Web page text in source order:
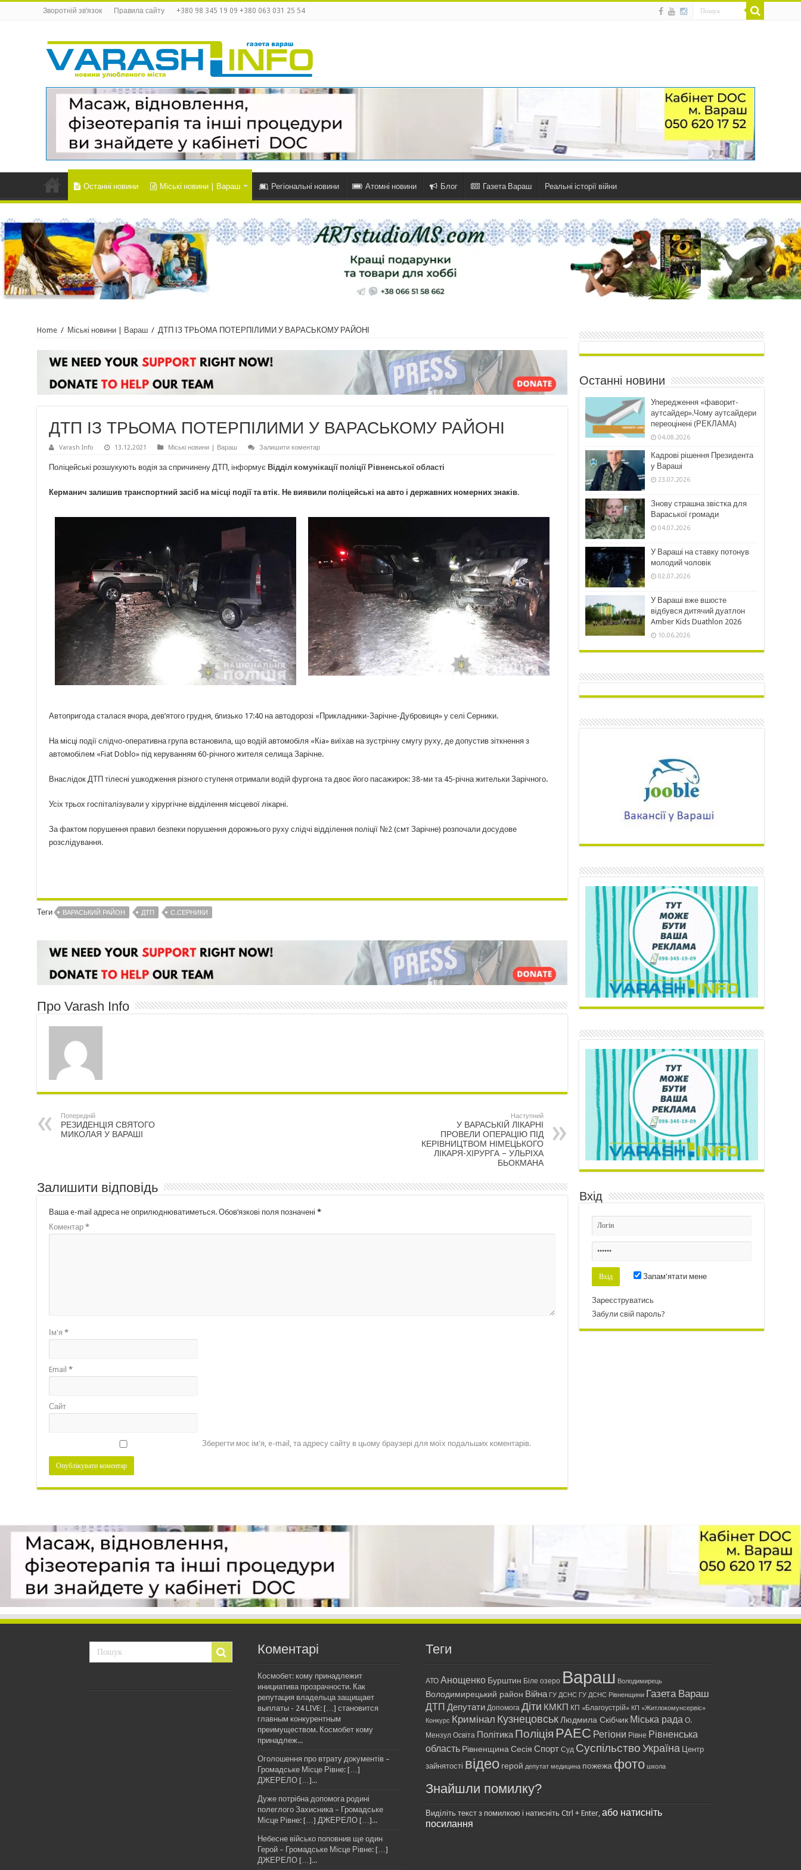
Зворотній зв’язок Правила сайту +380 98 345 19 09 +380 063 031 25 54
Останні новини Міські новини | Вараш Регіональні новини Атомні новини Блог Газета Вараш Реальні історії війни
Home / Міські новини | Вараш / ДТП ІЗ ТРЬОМА ПОТЕРПІЛИМИ У ВАРАСЬКОМУ РАЙОНІ
ДТП ІЗ ТРЬОМА ПОТЕРПІЛИМИ У ВАРАСЬКОМУ РАЙОНІ
Varash Info 13.12.2021 Міські новини | Вараш Залишити коментар
Поліцейські розшукують водія за спричинену ДТП, інформує Відділ комунікації поліції Рівненської області
Керманич залишив транспортний засіб на місці події та втік. Не виявили поліцейські на авто і державних номерних знаків.
Автопригода сталася вчора, дев’ятого грудня, близько 17:40 на автодорозі «Прикладники-Зарічне-Дубровиця» у селі Серники.
На місці події слідчо-оперативна група встановила, що водій автомобіля «Кia» виїхав на зустрічну смугу руху, де допустив зіткнення з
автомобілем «Fiat Doblo» під керуванням 60-річного жителя селища Зарічне.
Внаслідок ДТП тілесні ушкодження різного ступеня отримали водій фургона та двоє його пасажирок: 38-ми та 45-річна жительки Зарічного.
Усіх трьох госпіталізували у хірургічне відділення місцевої лікарні.
За фактом порушення правил безпеки порушення дорожнього руху слідчі відділення поліції №2 (смт Зарічне) розпочали досудове
розслідування.
Теги ВАРАСЬКИЙ РАЙОН ДТП С.СЕРНИКИ
Про Varash Info
Попередній
РЕЗИДЕНЦІЯ СВЯТОГО
МИКОЛАЯ У ВАРАШІ
Наступний
У ВАРАСЬКІЙ ЛІКАРНІ
ПРОВЕЛИ ОПЕРАЦІЮ ПІД
КЕРІВНИЦТВОМ НІМЕЦЬКОГО
ЛІКАРЯ-ХІРУРГА – УЛЬРІХА
БЬОКМАНА
Залишити відповідь
Ваша e-mail адреса не оприлюднюватиметься. Обов’язкові поля позначені *
Коментар *
Ім'я *
Email *
Сайт
Зберегти моє ім'я, e-mail, та адресу сайту в цьому браузері для моїх подальших коментарів.
Останні новини
Упередження «фаворит-
аутсайдер».Чому аутсайдери
переоцінені (РЕКЛАМА)
04.08.2026
Кадрові рішення Президента
у Вараші
23.07.2026
Знову страшна звістка для
Вараської громади
04.07.2026
У Вараші на ставку потонув
молодий чоловік
02.07.2026
У Вараші вже вшосте
відбувся дитячий дуатлон
Amber Kids Duathlon 2026
10.06.2026
Вхід
Запам'ятати мене
Зареєструватись
Забули свій пароль?
Коментарі
Космобет: кому принадлежит
инициатива прозрачности. Как
репутация владельца защищает
выплаты - 24 LIVE: […] становится
главным конкурентным
преимуществом. Космобет кому
принадлеж...
Оголошення про втрату документів –
Громадське Місце Рівне: […]
ДЖЕРЕЛО […]...
Дуже потрібна допомога родині
полеглого Захисника – Громадське
Місце Рівне: […] ДЖЕРЕЛО […]...
Небесне військо поповнив ще один
Герой – Громадське Місце Рівне: […]
ДЖЕРЕЛО […]...
Теги
АТО Анощенко Бурштин Біле озеро Вараш Володимирець
Володимирецький район Війна ГУ ДСНС ГУ ДСНС Рівненщини Газета Вараш
ДТП Депутати Допомога Діти КМКП КП «Благоустрій» КП «Житлокомунсервіс»
Конкурс Кримінал Кузнецовськ Людмила Скібчик Міська рада О.
Мензул Освіта Політика Поліція РАЕС Регіони Рівне Рівненська
область Рівненщина Сесія Спорт Суд Суспільство Україна Центр
зайнятості відео герой депутат медицина пожежа фото школа
Знайшли помилку?
Виділіть текст з помилкою і натисніть Ctrl + Enter, або натисніть
посилання